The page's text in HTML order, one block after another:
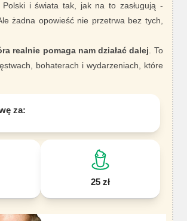
i świata tak, jak na to zasługują -
żadna opowieść nie przetrwa bez tych,
realnie pomaga nam działać dalej . To
bohaterach i wydarzeniach, które
za:
25 zł